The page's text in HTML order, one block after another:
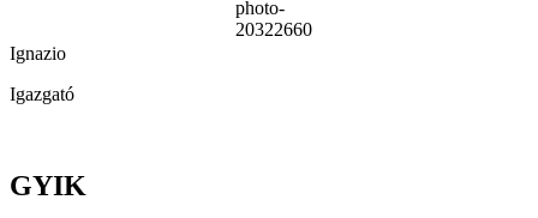
Ignazio
Igazgató
GYIK